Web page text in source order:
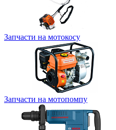
Запчасти на мотокосу
Запчасти на мотопомпу